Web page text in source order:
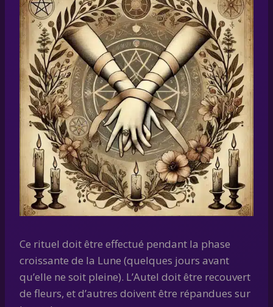
Ce rituel doit être effectué pendant la phase
croissante de la Lune (quelques jours avant
qu’elle ne soit pleine). L’Autel doit être recouvert
de fleurs, et d’autres doivent être répandues sur